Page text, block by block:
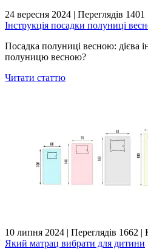
24 вересня 2024 | Переглядів 1401
Інструкція посадки полуниці
Посадка полуниці весною: дієва
полуницю весною?
Читати статтю
10 липня 2024 | Переглядів 1662 |
Який матрац вибрати для дитини